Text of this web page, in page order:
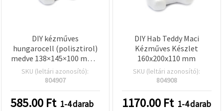
DIY kézműves
hungarocell (polisztirol)
medve 138×145×100 mm –
kézműves és hobbi
projektekhez
SKU (leltári azonosító):
804907
585.00 Ft 1-4 darab
DIY Hab Teddy Maci
Kézműves Készlet
160x200x110 mm
SKU (leltári azonosító):
804908
1170.00 Ft 1-4 darab